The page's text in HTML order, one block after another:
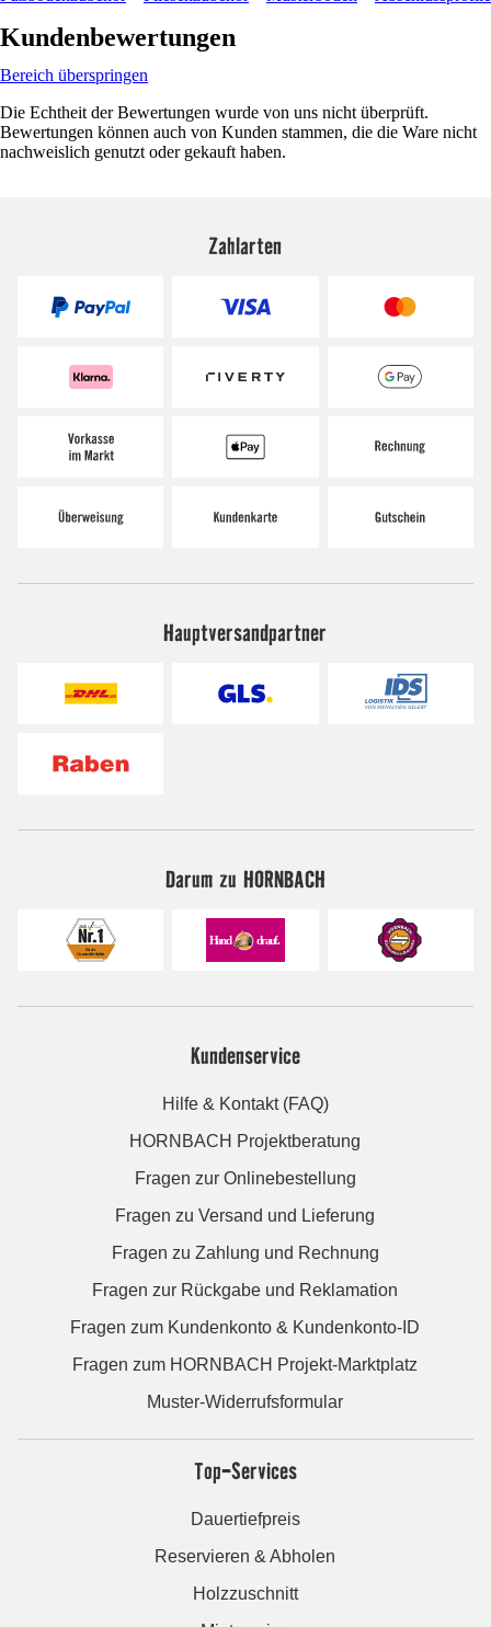
Kundenbewertungen
Bereich überspringen
Die Echtheit der Bewertungen wurde von uns nicht überprüft.
Bewertungen können auch von Kunden stammen, die die Ware nicht
nachweislich genutzt oder gekauft haben.
Zahlarten
Hauptversandpartner
Darum zu HORNBACH
Kundenservice
Hilfe & Kontakt (FAQ)
HORNBACH Projektberatung
Fragen zur Onlinebestellung
Fragen zu Versand und Lieferung
Fragen zu Zahlung und Rechnung
Fragen zur Rückgabe und Reklamation
Fragen zum Kundenkonto & Kundenkonto-ID
Fragen zum HORNBACH Projekt-Marktplatz
Muster-Widerrufsformular
Top-Services
Dauertiefpreis
Reservieren & Abholen
Holzzuschnitt